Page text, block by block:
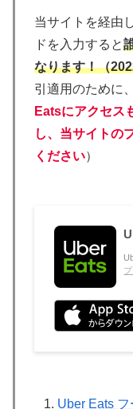
当サイトを経由
ドを入力すると
なります！（
引適用のために、
Eatsにアクセス
し、当サイトの
ください）
Uber Eats